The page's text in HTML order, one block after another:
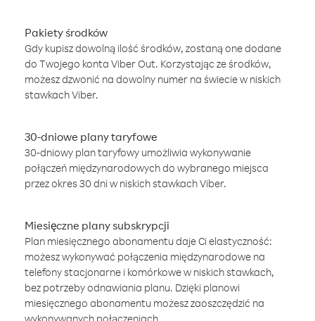
Pakiety środków
Gdy kupisz dowolną ilość środków, zostaną one dodane
do Twojego konta Viber Out. Korzystając ze środków,
możesz dzwonić na dowolny numer na świecie w niskich
stawkach Viber.
30-dniowe plany taryfowe
30-dniowy plan taryfowy umożliwia wykonywanie
połączeń międzynarodowych do wybranego miejsca
przez okres 30 dni w niskich stawkach Viber.
Miesięczne plany subskrypcji
Plan miesięcznego abonamentu daje Ci elastyczność:
możesz wykonywać połączenia międzynarodowe na
telefony stacjonarne i komórkowe w niskich stawkach,
bez potrzeby odnawiania planu. Dzięki planowi
miesięcznego abonamentu możesz zaoszczędzić na